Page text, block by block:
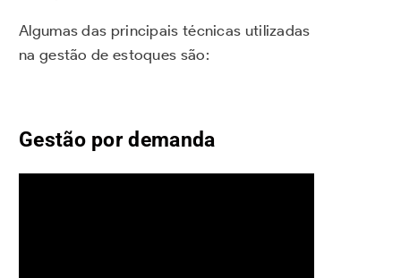
Algumas das principais técnicas utilizadas
na gestão de estoques são:
Gestão por demanda